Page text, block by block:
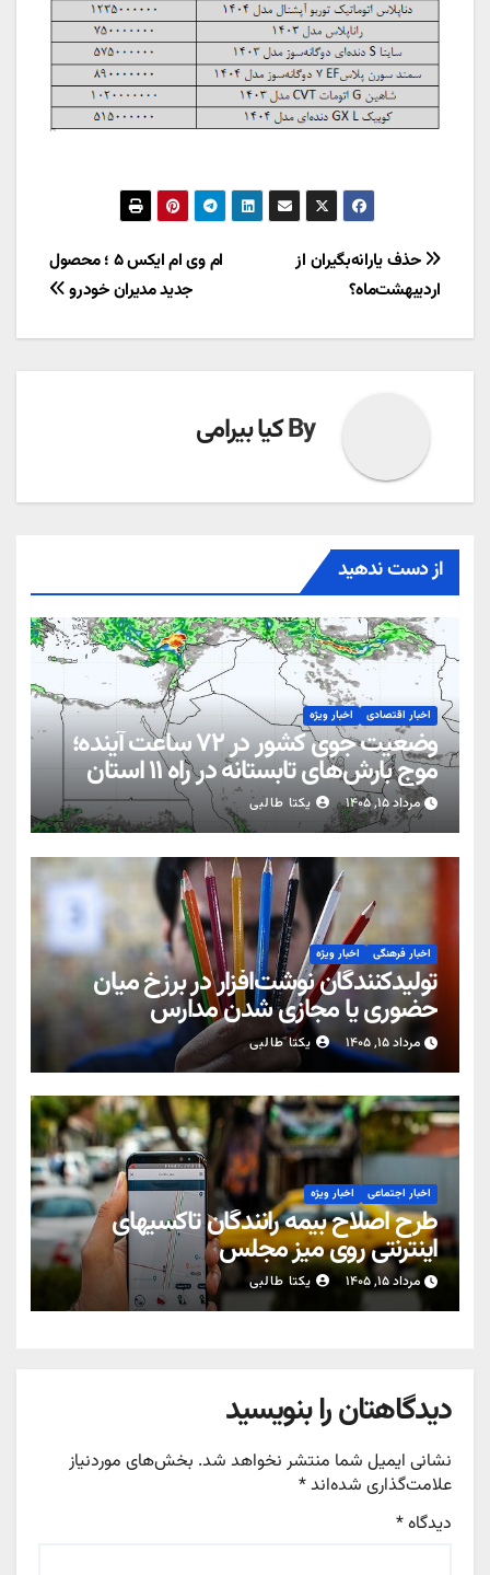
راهبری
نوشته
ام وی ام ایکس ۵ ؛ محصول
جدید مدیران خودرو
حذف یارانه‌بگیران از
اردیبهشت‌ماه؟
Byکیا بیرامی
از دست ندهید
اخبار اقتصادی اخبار ویژه
وضعیت جوی کشور در ۷۲ ساعت آینده؛
موج بارش‌های تابستانه در راه ۱۱ استان
مرداد ۱۵, ۱۴۰۵ یکتا طالبی
اخبار فرهنگی اخبار ویژه
تولیدکنندگان نوشت‌افزار در برزخ میان
حضوری یا مجازی شدن مدارس
مرداد ۱۵, ۱۴۰۵ یکتا طالبی
اخبار اجتماعی اخبار ویژه
طرح اصلاح بیمه رانندگان تاکسیهای
اینترنتی روی میز مجلس
مرداد ۱۵, ۱۴۰۵ یکتا طالبی
دیدگاهتان را بنویسید
نشانی ایمیل شما منتشر نخواهد شد. بخش‌های موردنیاز
علامت‌گذاری شده‌اند*
دیدگاه*